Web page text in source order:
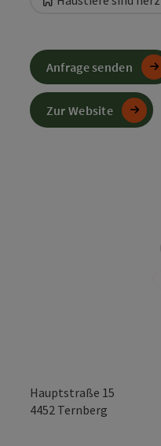
Hauptstraße 15
4452 Ternberg
Anfrage senden
Zur Website